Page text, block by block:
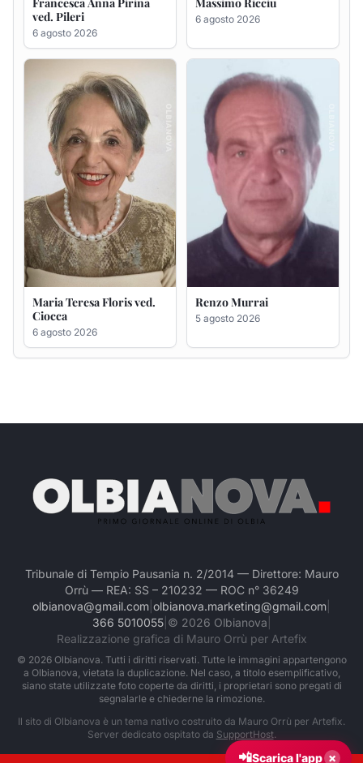
Maria Teresa Floris ved.
6 agosto 2026
Renzo Murrai
5 agosto 2026
Tribunale di Tempio Pausania n. 2/2014 — Direttore: Mauro
Orrù — REA: SS – 210232 — ROC n° 36249
olbianova@gmail.com olbianova.marketing@gmail.com
366 5010055| © 2026 Olbianova
Realizzazione grafica di Mauro Orrù per Artefix
© 2026Olbianova. Tutti i diritti riservati. Tutte le immagini appartengono
a Olbianova, vietata la duplicazione. Nel caso, a titolo esemplificativo,
siano state utilizzate foto coperte da diritti, i proprietari sono pregati di
segnalarle e chiederne la rimozione.
Il sito di Olbianova è un tema nativo costruito da Mauro Orrù per Artefix.
Server dedicato ospitato da SupportHost.
📲Scarica l'app ×